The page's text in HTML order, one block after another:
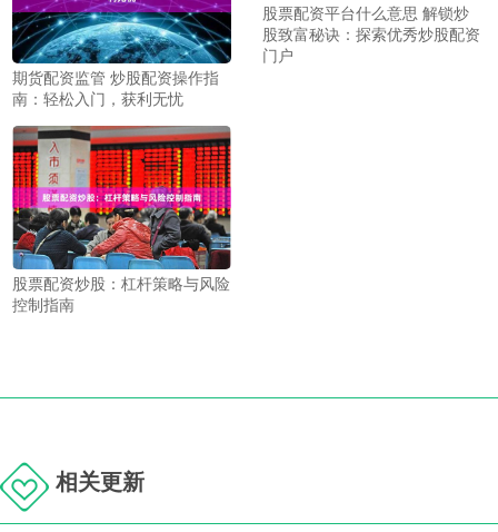
期货配资监管 炒股配资操作指
南：轻松入门，获利无忧
股票配资平台什么意思 解锁炒
股致富秘诀：探索优秀炒股配资
门户
股票配资炒股：杠杆策略与风险
控制指南
相关更新